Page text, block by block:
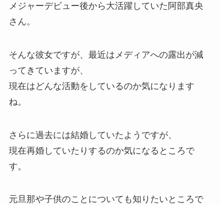
メジャーデビュー後から大活躍していた阿部真央
さん。
そんな彼女ですが、最近はメディアへの露出が減
ってきていますが、
現在はどんな活動をしているのか気になります
ね。
さらに過去には結婚していたようですが、
現在再婚していたりするのか気になるところで
す。
元旦那や子供のことについても知りたいところで